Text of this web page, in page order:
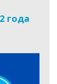
года